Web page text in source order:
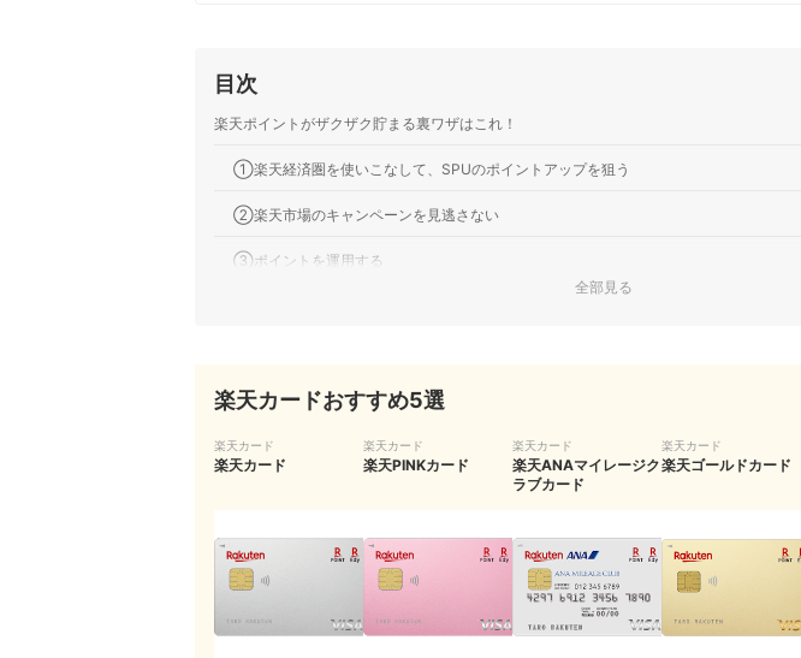
目次
楽天ポイントがザクザク貯まる裏ワザはこれ！
①楽天経済圏を使いこなして、SPUのポイントアップを狙う
②楽天市場のキャンペーンを見逃さない
③ポイントを運用する
➅Rakuten Fashionで来店登録してから店頭で購入する
⑦楽天カードは、家族カードや2枚目カードを発行する
⑧楽天ポイントが貯まる電力会社を契約する
契約や支払いをせず、無料で楽天ポイントを貯める方法
「楽天ポイントモール」でゲームやくじ引きをする
「楽天インサイト」でアンケートに答える
全部見る
楽天カードおすすめ5選
楽天カード
楽天カード
楽天カード
楽天PINKカード
楽天カード
楽天ANAマイレージク
ラブカード
楽天カード
楽天ゴールドカード